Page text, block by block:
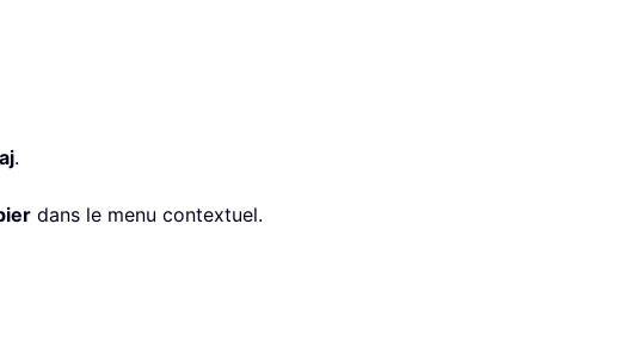
.
dans le menu contextuel.